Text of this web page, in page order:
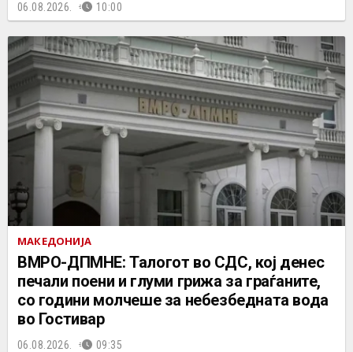
06.08.2026. 10:00
МАКЕДОНИЈА
ВМРО-ДПМНЕ: Талогот во СДС, кој денес
печали поени и глуми грижа за граѓаните,
со години молчеше за небезбедната вода
во Гостивар
06.08.2026. 09:35